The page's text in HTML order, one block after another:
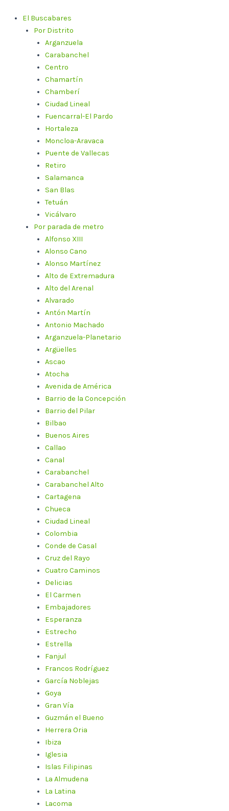
contenido
El Buscabares
Por Distrito
Arganzuela
Carabanchel
Centro
Chamartín
Chamberí
Ciudad Lineal
Fuencarral-El Pardo
Hortaleza
Moncloa-Aravaca
Puente de Vallecas
Retiro
Salamanca
San Blas
Tetuán
Vicálvaro
Por parada de metro
Alfonso XIII
Alonso Cano
Alonso Martínez
Alto de Extremadura
Alto del Arenal
Alvarado
Antón Martín
Antonio Machado
Arganzuela-Planetario
Argüelles
Ascao
Atocha
Avenida de América
Barrio de la Concepción
Barrio del Pilar
Bilbao
Buenos Aires
Callao
Canal
Carabanchel
Carabanchel Alto
Cartagena
Chueca
Ciudad Lineal
Colombia
Conde de Casal
Cruz del Rayo
Cuatro Caminos
Delicias
El Carmen
Embajadores
Esperanza
Estrecho
Estrella
Fanjul
Francos Rodríguez
García Noblejas
Goya
Gran Vía
Guzmán el Bueno
Herrera Oria
Ibiza
Iglesia
Islas Filipinas
La Almudena
La Latina
Lacoma